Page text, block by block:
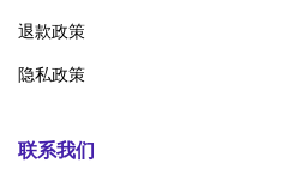
退款政策
隐私政策
联系我们